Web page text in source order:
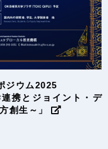
ジウム2025
携とジョイント・デ
創生～」